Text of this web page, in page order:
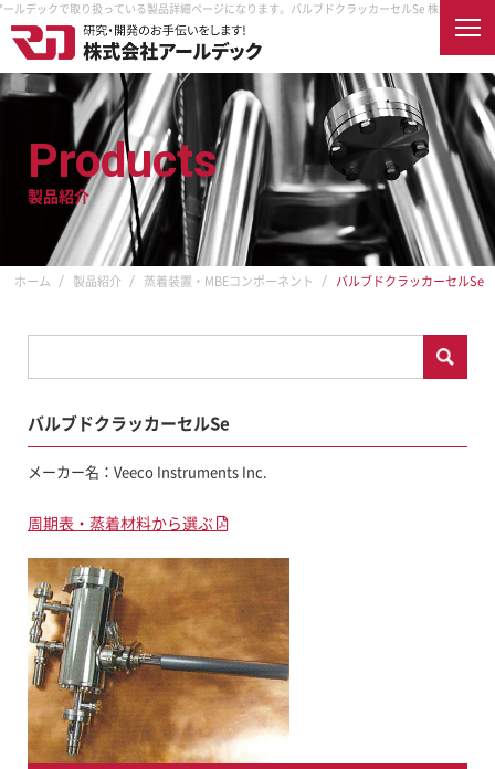
デックで取り扱っている製品詳細ページになります。バルブドクラッカーセルSe 株式会社アー
English
ホーム 会社案内
企業情報
企業理念
取扱メーカー
アクセス
製品紹介
真空とは
新着情報
お問い合わせ
Products
製品紹介
ホーム 製品紹介 蒸着装置・MBEコンポーネント バルブドクラッカーセルSe
バルブドクラッカーセルSe
メーカー名：Veeco Instruments Inc.
周期表・蒸着材料から選ぶ